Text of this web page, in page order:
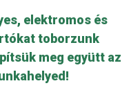
elektromos és
toborzunk
meg együtt az